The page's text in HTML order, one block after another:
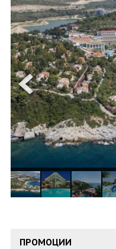
ОЩЕ
ЗА НАС
ФИРМЕНИ ДОКУМЕНТИ
0700 144 34
ПОСЛЕДВАЙТЕ НИ
ПРОМОЦИИ